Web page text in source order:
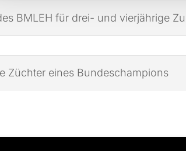
BMLEH für drei- und vierjährige
Züchter eines Bundeschampions